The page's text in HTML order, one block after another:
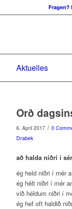
Fragen?
Aktuelles
Orð
6. April 2017 / 0
Drabek
að halda niðri í
ég held niðri í mér
ég hélt niðri í mér
við héldum niðri í
ég hef oft haldið